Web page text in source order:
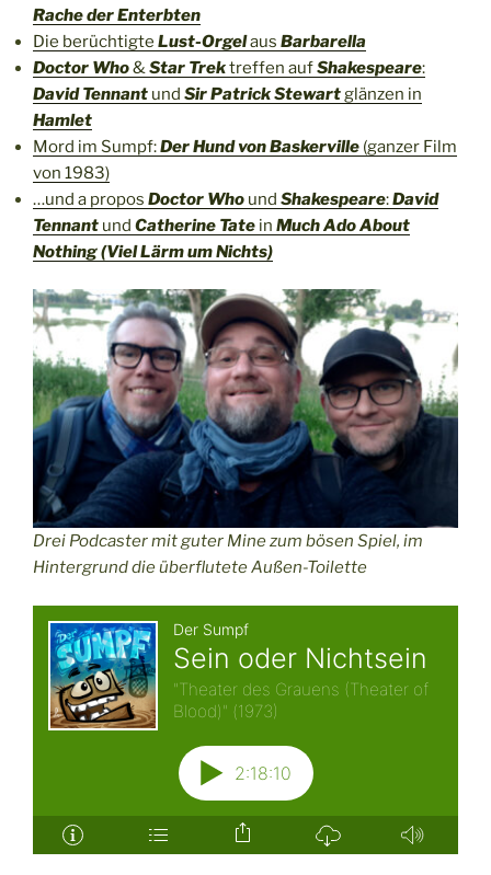
Rache der Enterbten
Die berüchtigte Lust-Orgelaus Barbarella
Doctor Who& Star Trektreffen aufShakespeare:
David Tennant und Sir Patrick Stewart glänzen in
Hamlet
Mord im Sumpf:Der Hund von Baskerville (ganzer Film
von 1983)
…und a propos Doctor Who und Shakespeare:David
Tennant und Catherine Tate in Much Ado About
Nothing (Viel Lärm um Nichts)
Drei Podcaster mit guter Mine zum bösen Spiel, im
Hintergrund die überflutete Außen-Toilette